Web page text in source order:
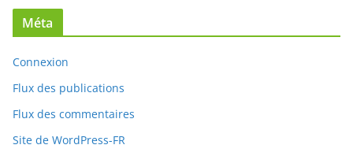
Méta
Connexion
Flux des publications
Flux des commentaires
Site de WordPress-FR